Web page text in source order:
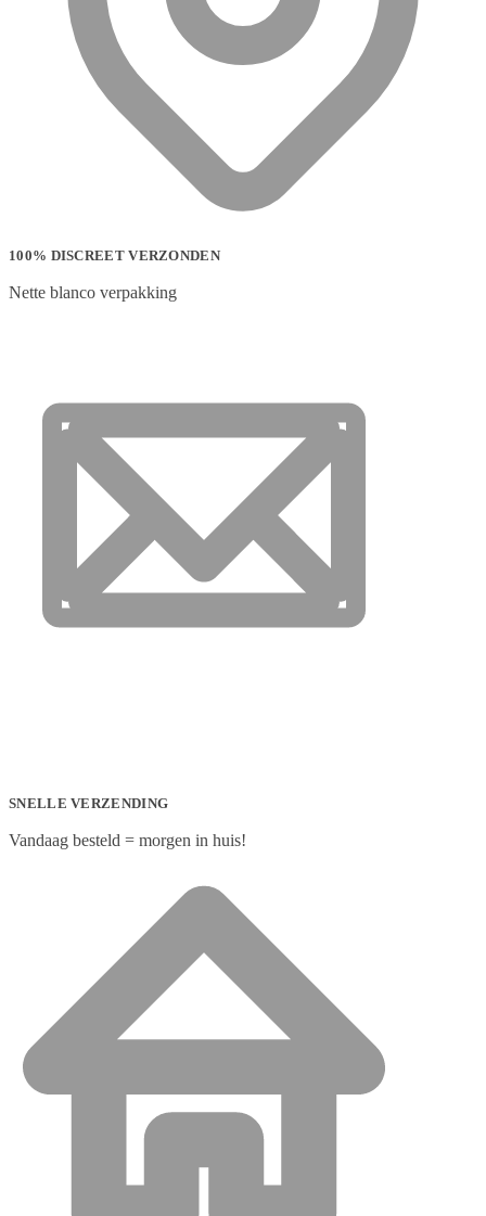
100% DISCREET VERZONDEN
Nette blanco verpakking
SNELLE VERZENDING
Vandaag besteld = morgen in huis!